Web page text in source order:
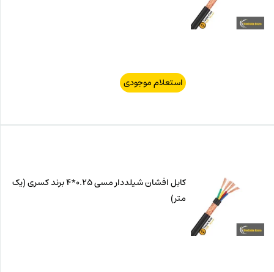
استعلام موجودی
کابل افشان شیلددار مسی 0.25*4 برند کسری (یک
متر)